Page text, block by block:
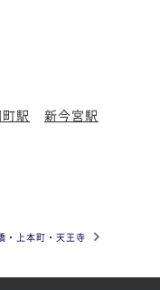
駅
新今宮駅
・上本町・天王寺